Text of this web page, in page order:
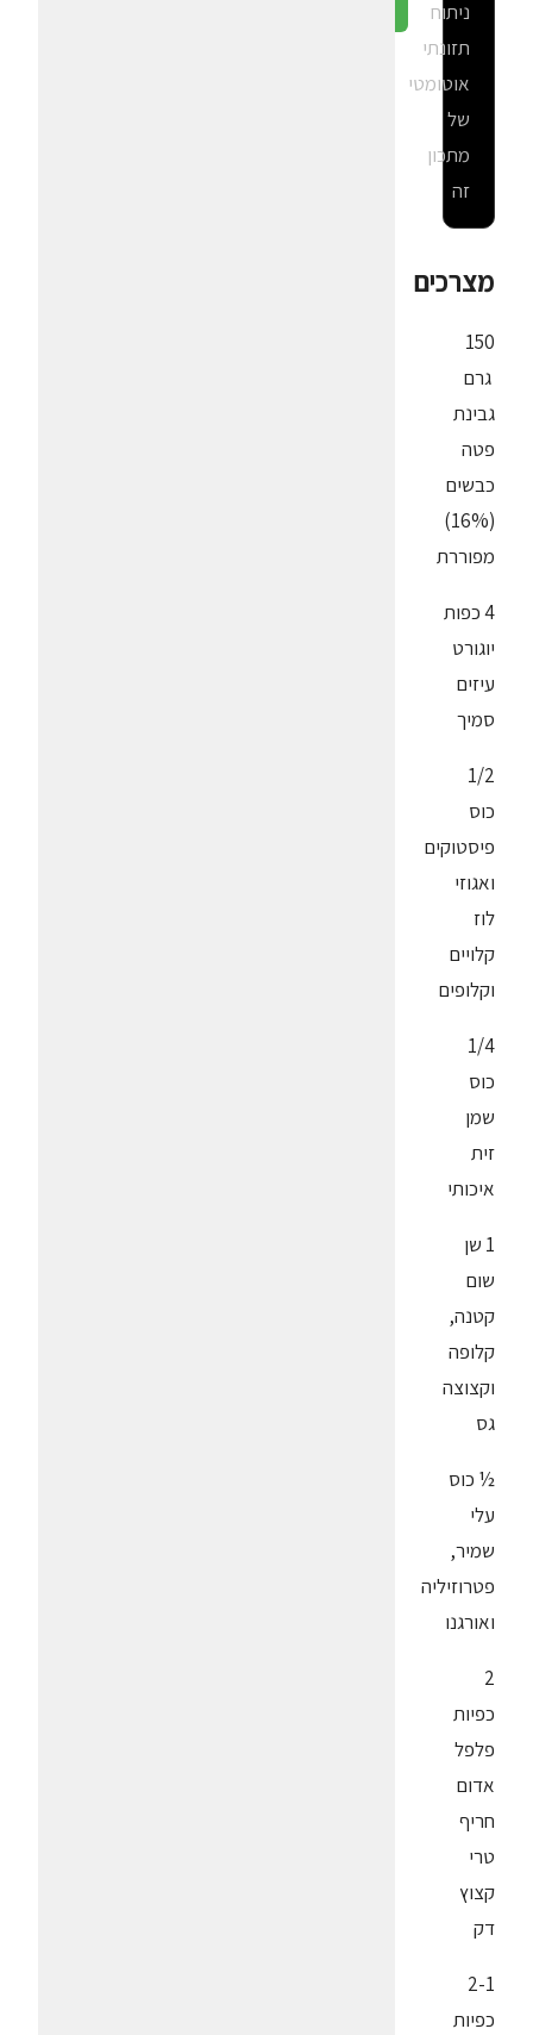
ניתוח
תזונתי
אוטומטי
של
מתכון
זה
מצרכים
150
גרם
גבינת
פטה
כבשים
(16%)
מפוררת
4 כפות
יוגורט
עיזים
סמיך
1/2
כוס
פיסטוקים
ואגוזי
לוז
קלויים
וקלופים
1/4
כוס
שמן
זית
איכותי
1 שן
שום
קטנה,
קלופה
וקצוצה
גס
½ כוס
עלי
שמיר,
פטרוזיליה
ואורגנו
2
כפיות
פלפל
אדום
חריף
טרי
קצוץ
דק
2-1
כפיות